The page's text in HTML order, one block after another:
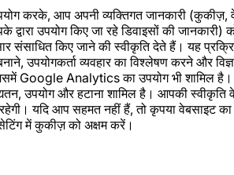
करके, आप अपनी व्यक्तिगत जानकारी (कुकीज़,
द्वारा उपयोग किए जा रहे डिवाइसों की जानकारी)
संसाधित किए जाने की स्वीकृति देते हैं। यह
उपयोगकर्ता व्यवहार का विश्लेषण करने और
Google Analytics का उपयोग भी शामिल
उपयोग और हटाना शामिल है। आपकी स्वीकृति
यदि आप सहमत नहीं हैं, तो कृपया वेबसाइट
में कुकीज़ को अक्षम करें।
सहायता केंद्र
समाचार और लेख
परियोजना के बारे में
संपर्क